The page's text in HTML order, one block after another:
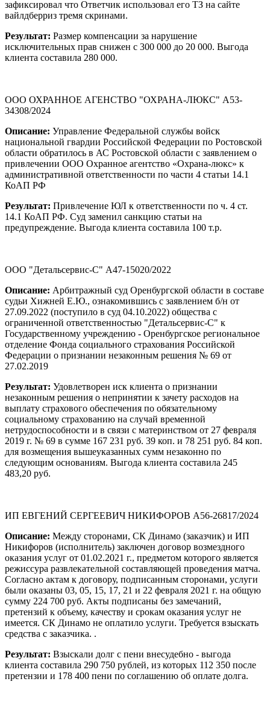
зафиксировал что Ответчик использовал его ТЗ на сайте
вайлдберриз тремя скринами.
Результат: Размер компенсации за нарушение
исключительных прав снижен с 300 000 до 20 000. Выгода
клиента составила 280 000.
ООО ОХРАННОЕ АГЕНСТВО "ОХРАНА-ЛЮКС" А53-
34308/2024
Описание: Управление Федеральной службы войск
национальной гвардии Российской Федерации по Ростовской
области обратилось в АС Ростовской области с заявлением о
привлечении ООО Охранное агентство «Охрана-люкс» к
административной ответственности по части 4 статьи 14.1
КоАП РФ
Результат: Привлечение ЮЛ к ответственности по ч. 4 ст.
14.1 КоАП РФ. Суд заменил санкцию статьи на
предупреждение. Выгода клиента составила 100 т.р.
ООО "Детальсервис-С" А47-15020/2022
Описание: Арбитражный суд Оренбургской области в составе
судьи Хижней Е.Ю., ознакомившись с заявлением б/н от
27.09.2022 (поступило в суд 04.10.2022) общества с
ограниченной ответственностью "Детальсервис-С" к
Государственному учреждению - Оренбургское региональное
отделение Фонда социального страхования Российской
Федерации о признании незаконным решения № 69 от
27.02.2019
Результат: Удовлетворен иск клиента о признании
незаконным решения о непринятии к зачету расходов на
выплату страхового обеспечения по обязательному
социальному страхованию на случай временной
нетрудоспособности и в связи с материнством от 27 февраля
2019 г. № 69 в сумме 167 231 руб. 39 коп. и 78 251 руб. 84 коп.
для возмещения вышеуказанных сумм незаконно по
следующим основаниям. Выгода клиента составила 245
483,20 руб.
ИП ЕВГЕНИЙ СЕРГЕЕВИЧ НИКИФОРОВ А56-26817/2024
Описание: Между сторонами, СК Динамо (заказчик) и ИП
Никифоров (исполнитель) заключен договор возмездного
оказания услуг от 01.02.2021 г., предметом которого является
режиссура развлекательной составляющей проведения матча.
Согласно актам к договору, подписанным сторонами, услуги
были оказаны 03, 05, 15, 17, 21 и 22 февраля 2021 г. на общую
сумму 224 700 руб. Акты подписаны без замечаний,
претензий к объему, качеству и срокам оказания услуг не
имеется. СК Динамо не оплатило услуги. Требуется взыскать
средства с заказчика. .
Результат: Взыскали долг с пени внесудебно - выгода
клиента составила 290 750 рублей, из которых 112 350 после
претензии и 178 400 пени по соглашению об оплате долга.